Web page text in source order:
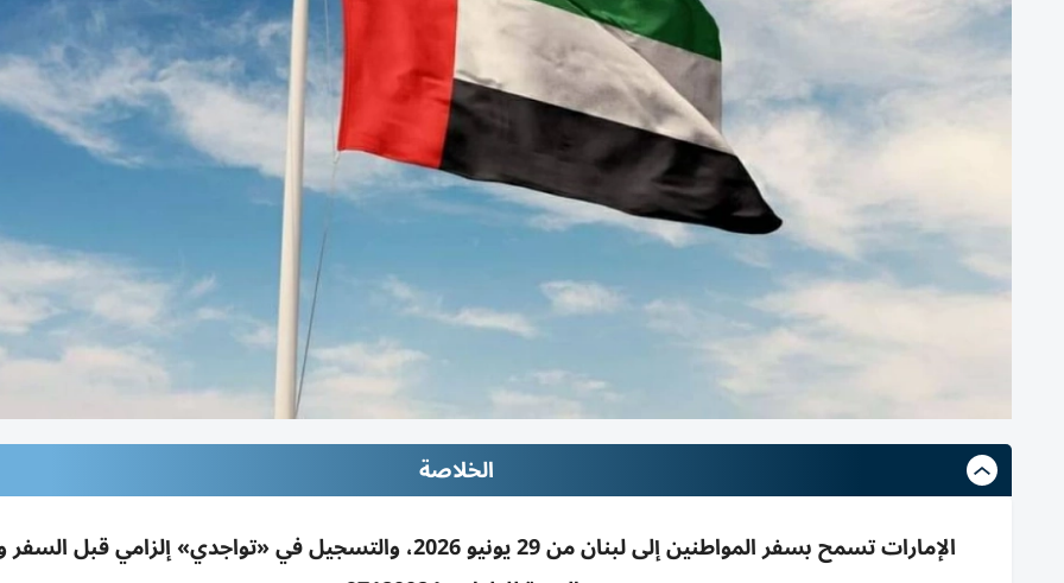
الخلاصة
الإمارات تسمح بسفر المواطنين إلى لبنان من 29 يونيو 2026، والتسجيل في «تواجدي» إلزامي قبل